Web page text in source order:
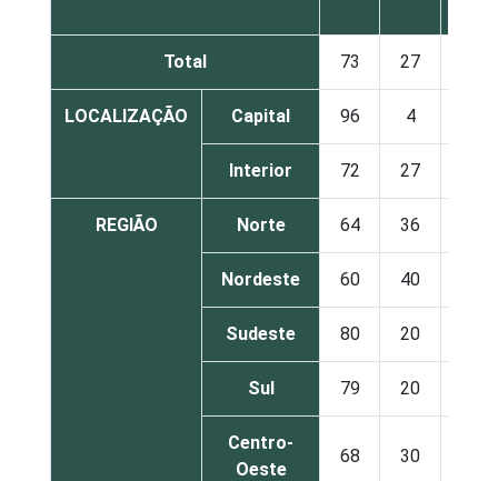
Total 73 27
LOCALIZAÇÃO Capital 96 4
Interior 72 27
REGIÃO Norte 64 36
Nordeste 60 40
Sudeste 80 20
Sul 79 20
Centro-
Oeste
68 30